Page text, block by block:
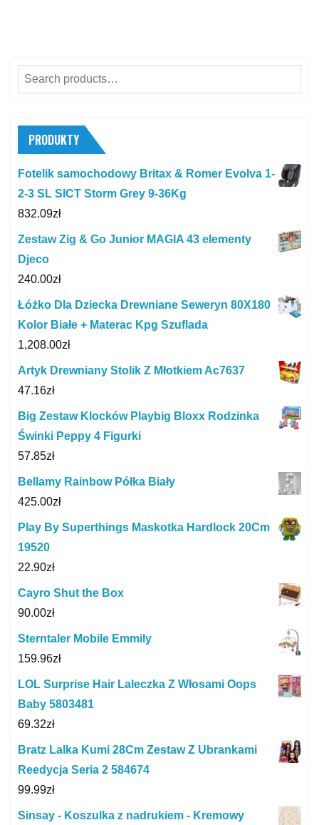
Search
for:
PRODUKTY
Fotelik samochodowy Britax & Romer Evolva 1-
2-3 SL SICT Storm Grey 9-36Kg
832.09zł
Zestaw Zig & Go Junior MAGIA 43 elementy
Djeco
240.00zł
Łóżko Dla Dziecka Drewniane Seweryn 80X180
Kolor Białe + Materac Kpg Szuflada
1,208.00zł
Artyk Drewniany Stolik Z Młotkiem Ac7637
47.16zł
Big Zestaw Klocków Playbig Bloxx Rodzinka
Świnki Peppy 4 Figurki
57.85zł
Bellamy Rainbow Półka Biały
425.00zł
Play By Superthings Maskotka Hardlock 20Cm
19520
22.90zł
Cayro Shut the Box
90.00zł
Sterntaler Mobile Emmily
159.96zł
LOL Surprise Hair Laleczka Z Włosami Oops
Baby 5803481
69.32zł
Bratz Lalka Kumi 28Cm Zestaw Z Ubrankami
Reedycja Seria 2 584674
99.99zł
Sinsay - Koszulka z nadrukiem - Kremowy